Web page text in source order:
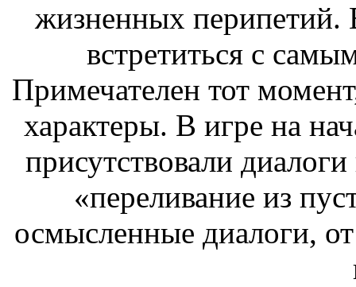
жизненных перипетий.
встретиться с
Примечателен тот
характеры. В игре на
присутствовали
«переливание из
осмысленные диалоги,